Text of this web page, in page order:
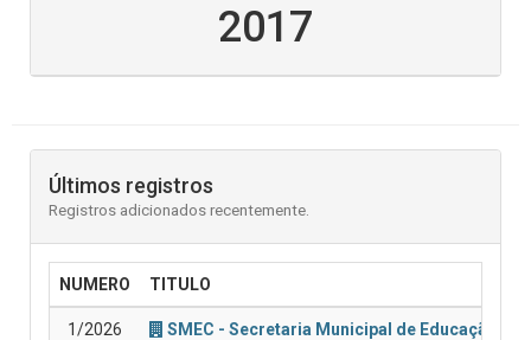
2017
Últimos registros
Registros adicionados recentemente.
NUMERO TITULO
1/2026 SMEC - Secretaria Municipal de Educação e